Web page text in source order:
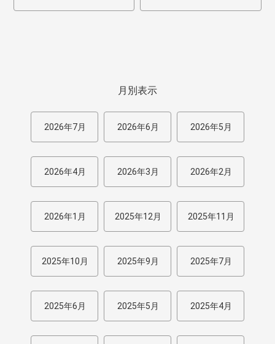
月別表示
2026年7月 2026年6月 2026年5月
2026年4月 2026年3月 2026年2月
2026年1月 2025年12月 2025年11月
2025年10月 2025年9月 2025年7月
2025年6月 2025年5月 2025年4月